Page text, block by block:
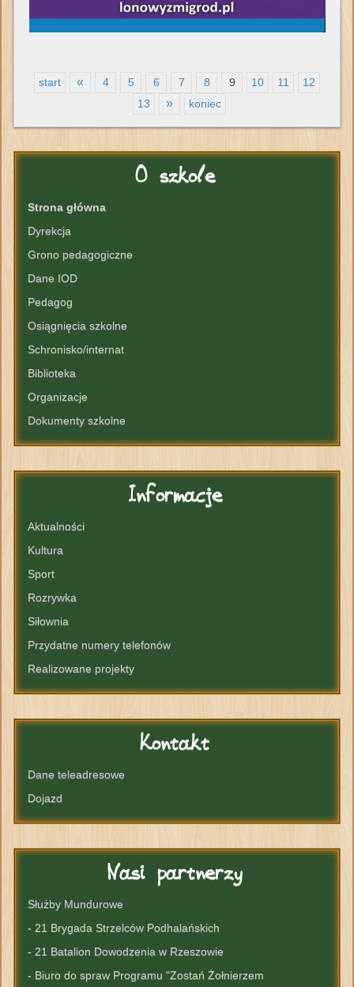
start « 4 5 6 7 8 9 10 11
12
13
» koniec
Oszkole
Strona główna
Dyrekcja
Grono pedagogiczne
Dane IOD
Pedagog
Osiągnięcia szkolne
Schronisko/internat
Biblioteka
Organizacje
Dokumenty szkolne
Informacje
Aktualności
Kultura
Sport
Rozrywka
Siłownia
Przydatne numery telefonów
Realizowane projekty
Kontakt
Dane teleadresowe
Dojazd
Nasipartnerzy
Służby Mundurowe
- 21 Brygada Strzelców Podhalańskich
- 21 Batalion Dowodzenia w Rzeszowie
- Biuro do spraw Programu "Zostań Żołnierzem